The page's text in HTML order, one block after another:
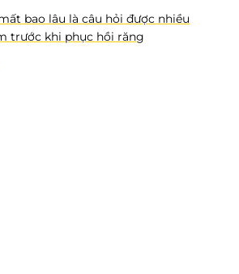
bao lâu là câu hỏi được nhiều
trước khi phục hồi răng